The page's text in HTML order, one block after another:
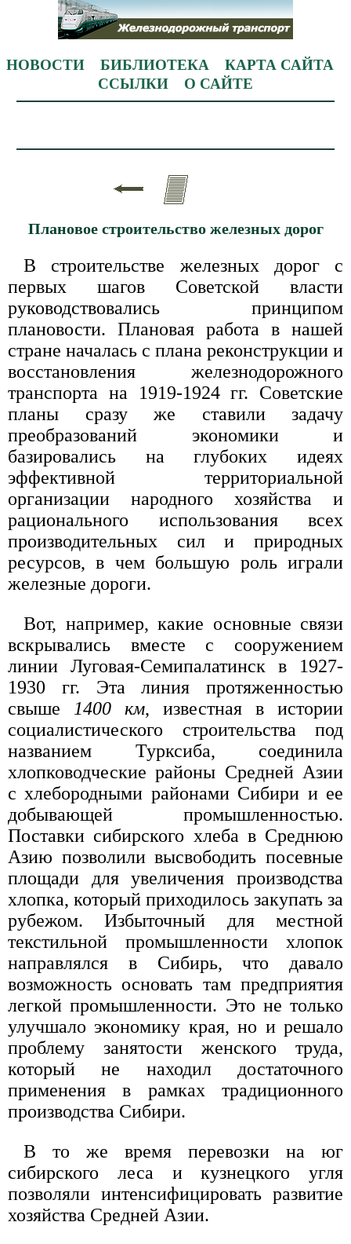
НОВОСТИ БИБЛИОТЕКА
КАРТА САЙТА
ССЫЛКИ
О САЙТЕ
Плановое строительство железных дорог
В строительстве железных дорог с
первых шагов Советской власти
руководствовались принципом
плановости. Плановая работа в нашей
стране началась с плана реконструкции и
восстановления железнодорожного
транспорта на 1919-1924 гг. Советские
планы сразу же ставили задачу
преобразований экономики и
базировались на глубоких идеях
эффективной территориальной
организации народного хозяйства и
рационального использования всех
производительных сил и природных
ресурсов, в чем большую роль играли
железные дороги.
Вот, например, какие основные связи
вскрывались вместе с сооружением
линии Луговая-Семипалатинск в 1927-
1930 гг. Эта линия протяженностью
свыше
1400 км, известная в истории
социалистического строительства под
названием Турксиба, соединила
хлопководческие районы Средней Азии
с хлебородными районами Сибири и ее
добывающей промышленностью.
Поставки сибирского хлеба в Среднюю
Азию позволили высвободить посевные
площади для увеличения производства
хлопка, который приходилось закупать за
рубежом. Избыточный для местной
текстильной промышленности хлопок
направлялся в Сибирь, что давало
возможность основать там предприятия
легкой промышленности. Это не только
улучшало экономику края, но и решало
проблему занятости женского труда,
который не находил достаточного
применения в рамках традиционного
производства Сибири.
В то же время перевозки на юг
сибирского леса и кузнецкого угля
позволяли интенсифицировать развитие
хозяйства Средней Азии.